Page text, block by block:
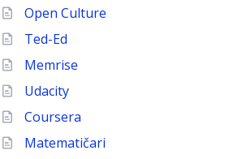
Open Culture
Ted-Ed
Memrise
Udacity
Coursera
Matematičari